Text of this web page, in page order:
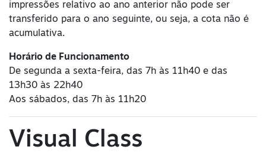
impressões relativo ao ano anterior não pode ser
transferido para o ano seguinte, ou seja, a cota não é
acumulativa.
Horário de Funcionamento
De segunda a sexta-feira, das 7h às 11h40 e das
13h30 às 22h40
Aos sábados, das 7h às 11h20
Visual Class